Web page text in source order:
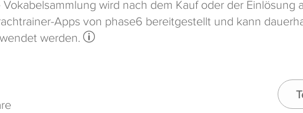
wird nach dem Kauf oder der Einlösung
Apps von phase6 bereitgestellt und kann
werden.